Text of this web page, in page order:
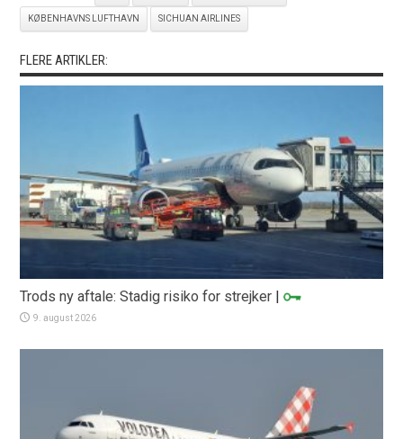
KØBENHAVNS LUFTHAVN SICHUAN AIRLINES
FLERE ARTIKLER:
Trods ny aftale: Stadig risiko for strejker |
9. august 2026